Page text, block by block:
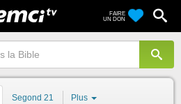
FAIRE
UN DON
Segond 21 Plus